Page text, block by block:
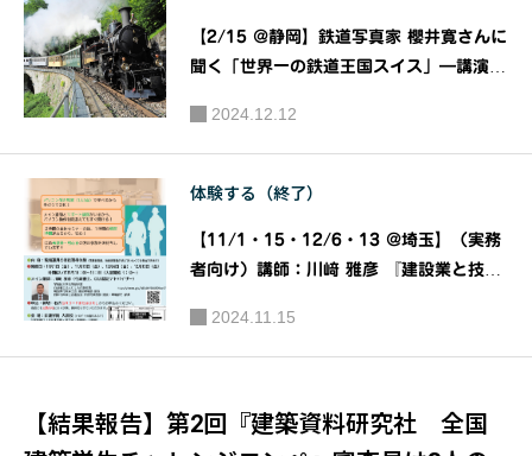
ター神
戸、Ateli
リエ・ビ
【2/15 @静岡】鉄道写真家 櫻井寛さんに
聞く「世界一の鉄道王国スイス」―講演会
本ナショナルトラスト
2024.12.12
体験する（終了）
【11/1・15・12/6・13 @埼玉】（実務
者向け）講師：川﨑 雅彦 『建設業と技能
主催：（一財）建設業振興基金
2024.11.15
【結果報告】第2回『建築資料研究社 全国